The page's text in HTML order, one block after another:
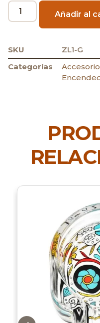
Añadir al
SKU
ZL1-G
Categorías